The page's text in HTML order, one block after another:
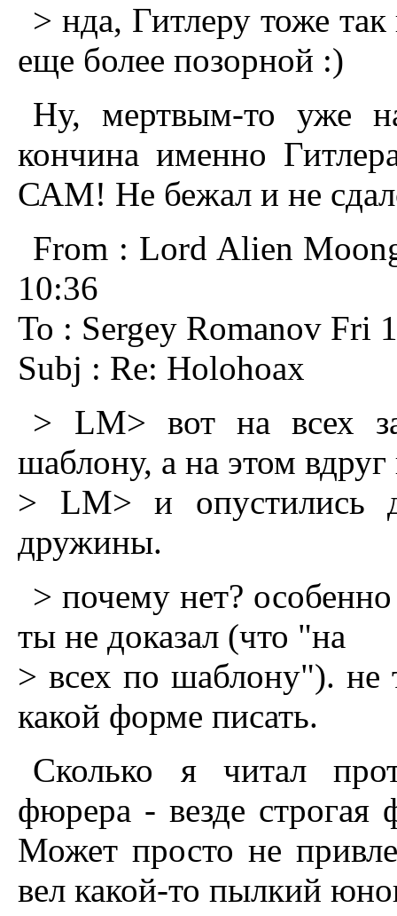
> нда, Гитлеру тоже
еще более позорной :)
Hу, мертвым-то уже
кончина именно
САМ! Hе бежал и не
From : Lord Alien
10:36
To : Sergey Romanov Fri
Subj : Re: Holohoax
> LM> вот на всех
шаблону, а на этом вдруг
> LM> и опустились
дружины.
> почему нет?
ты не доказал (что "на
> всех по шаблону"). не
какой форме писать.
Сколько я читал
фюрера - везде
Может просто не
вел какой-то пылкий